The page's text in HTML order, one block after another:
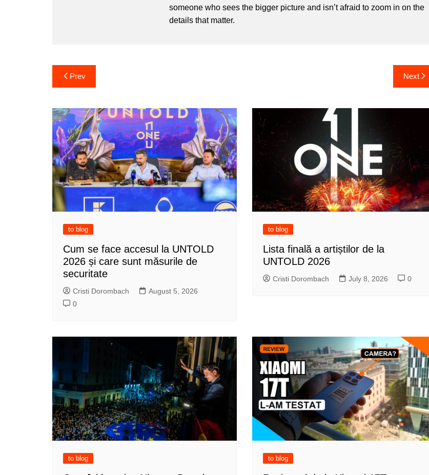
someone who sees the bigger picture and isn’t afraid to zoom in on the
details that matter.
Post
navigation
Prev Next
to blog
Cum se face accesul la UNTOLD
2026 și care sunt măsurile de
securitate
Cristi Dorombach
August 5, 2026
0
to blog
Lista finală a artiștilor de la
UNTOLD 2026
Cristi Dorombach July 8, 2026 0
to blog to blog